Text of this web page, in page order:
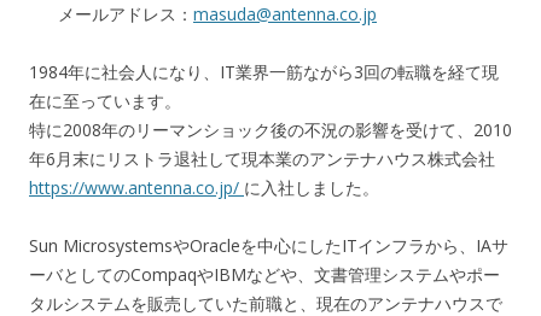
メールアドレス： masuda@antenna.co.jp
1984年に社会人になり、IT業界一筋ながら3回の転職を経て現
在に至っています。
特に2008年のリーマンショック後の不況の影響を受けて、2010
年6月末にリストラ退社して現本業のアンテナハウス株式会社
https://www.antenna.co.jp/ に入社しました。
Sun MicrosystemsやOracleを中心にしたITインフラから、IAサ
ーバとしてのCompaqやIBMなどや、文書管理システムやポー
タルシステムを販売していた前職と、現在のアンテナハウスで